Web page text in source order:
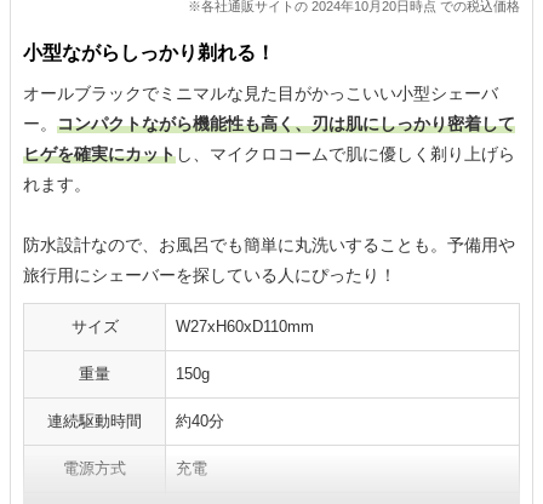
※各社通販サイトの 2024年10月20日時点 での税込価格
小型ながらしっかり剃れる！
オールブラックでミニマルな見た目がかっこいい小型シェーバ
ー。 コンパクトながら機能性も高く、刃は肌にしっかり密着して
ヒゲを確実にカットし、マイクロコームで肌に優しく剃り上げら
れます。
防水設計なので、お風呂でも簡単に丸洗いすることも。予備用や
旅行用にシェーバーを探している人にぴったり！
サイズ W27xH60xD110mm
重量 150g
連続駆動時間 約40分
電源方式 充電